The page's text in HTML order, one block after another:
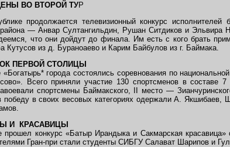
ВО ВТОРОЙ ТУР
продолжается телевизионный конкурс исполнителей
— Анвар Султангильдин, Рушан Ситдиков и Эльвира
что они дойдут до финала. Им есть с кого брать
Кутусов из д. Бураноаево и Карим Байбулов из г. Баймака.
ПЕРВОЙ СТОЛИЦЫ
города состоялись соревнования по
Всего приняли участие 130 спортсменов в составе
спортсмены Баймакского, II место —
победу в своих весовых категориях одержали А.
И КРАСАВИЦЫ
прошел конкурс «Батыр Ирандыка и Сакмарская красавица»
Гран-при стали студенты СИБГУ Салават Шарипов и